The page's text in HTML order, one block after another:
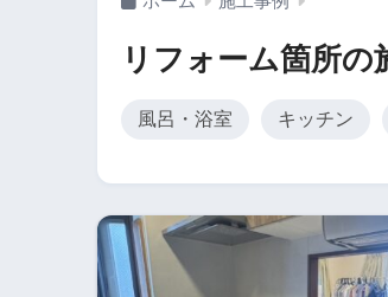
リフォーム箇所の
風呂・浴室 キッチン